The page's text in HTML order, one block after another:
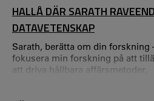
(CTF). IVA:s årliga 100-lista
forskning med potential att
kommersialisering, affärs- och
samhällspåverkan.
HALLÅ DÄR SARATH
DATAVETENSKAP
Sarath, berätta om din forskning
fokusera min forskning på att
att driva hållbara affärsmetoder.